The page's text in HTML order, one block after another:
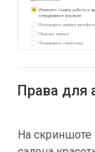
Права для
На скриншоте